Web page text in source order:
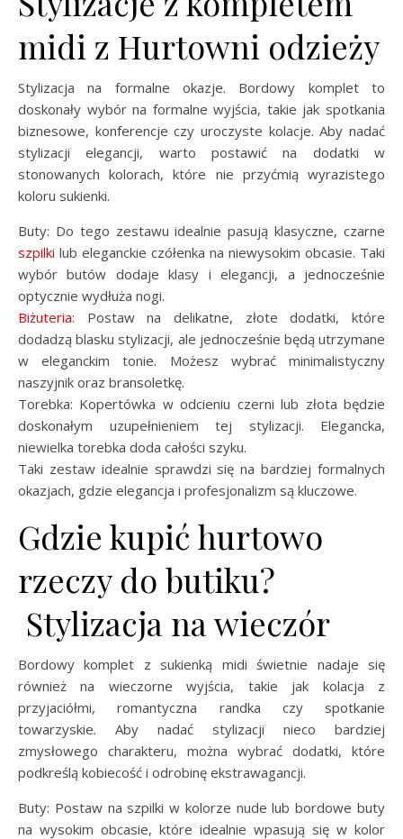
midi z Hurtowni odzieży
Stylizacja na formalne okazje. Bordowy komplet to
doskonały wybór na formalne wyjścia, takie jak spotkania
biznesowe, konferencje czy uroczyste kolacje. Aby nadać
stylizacji elegancji, warto postawić na dodatki w
stonowanych kolorach, które nie przyćmią wyrazistego
koloru sukienki.
Buty: Do tego zestawu idealnie pasują klasyczne, czarne
szpilki lub eleganckie czółenka na niewysokim obcasie. Taki
wybór butów dodaje klasy i elegancji, a jednocześnie
optycznie wydłuża nogi.
Biżuteria: Postaw na delikatne, złote dodatki, które
dodadzą blasku stylizacji, ale jednocześnie będą utrzymane
w eleganckim tonie. Możesz wybrać minimalistyczny
naszyjnik oraz bransoletkę.
Torebka: Kopertówka w odcieniu czerni lub złota będzie
doskonałym uzupełnieniem tej stylizacji. Elegancka,
niewielka torebka doda całości szyku.
Taki zestaw idealnie sprawdzi się na bardziej formalnych
okazjach, gdzie elegancja i profesjonalizm są kluczowe.
Gdzie kupić hurtowo
rzeczy do butiku?
Stylizacja na wieczór
Bordowy komplet z sukienką midi świetnie nadaje się
również na wieczorne wyjścia, takie jak kolacja z
przyjaciółmi, romantyczna randka czy spotkanie
towarzyskie. Aby nadać stylizacji nieco bardziej
zmysłowego charakteru, można wybrać dodatki, które
podkreślą kobiecość i odrobinę ekstrawagancji.
Buty: Postaw na szpilki w kolorze nude lub bordowe buty
na wysokim obcasie, które idealnie wpasują się w kolor